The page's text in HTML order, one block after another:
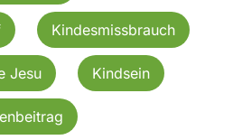
Kindesmissbrauch
Jesu Kindsein